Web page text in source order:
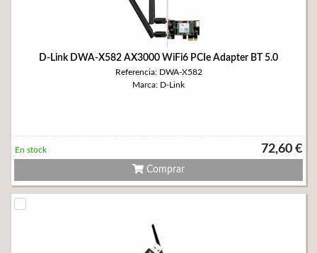
D-Link DWA-X582 AX3000 WiFi6 PCIe Adapter BT 5.0
Referencia: DWA-X582
Marca: D-Link
72,60 €
En stock
Comprar